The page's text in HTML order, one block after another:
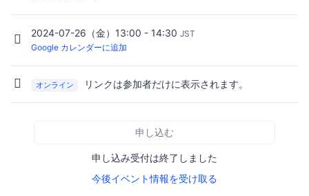
2024-07-26（金）13:00 - 14:30 JST
Google カレンダーに追加
オンライン リンクは参加者だけに表示されます。
申し込む
申し込み受付は終了しました
今後イベント情報を受け取る